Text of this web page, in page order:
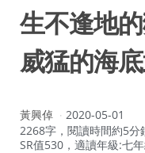
生不逢地
威猛的海
作
者：
黃興倬
2020-05-01
2268字，閱讀時間約5分
SR值530，適讀年級:七